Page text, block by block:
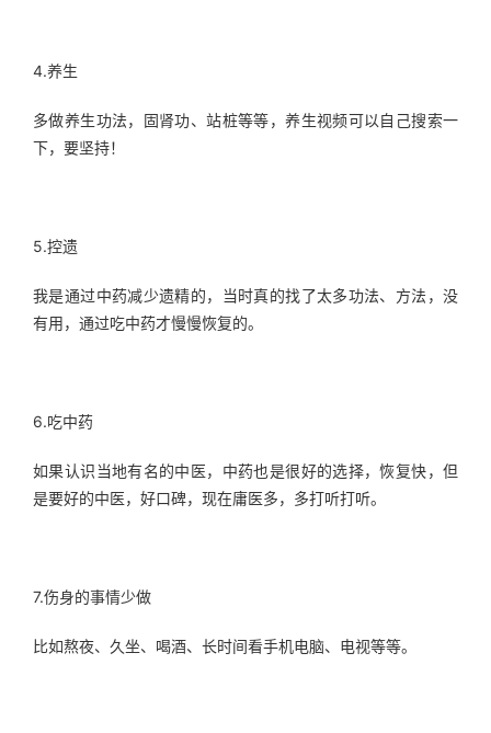
4.养生
多做养生功法，固肾功、站桩等等，养生视频可以自己搜索一
下，要坚持！
5.控遗
我是通过中药减少遗精的，当时真的找了太多功法、方法，没
有用，通过吃中药才慢慢恢复的。
6.吃中药
如果认识当地有名的中医，中药也是很好的选择，恢复快，但
是要好的中医，好口碑，现在庸医多，多打听打听。
7.伤身的事情少做
比如熬夜、久坐、喝酒、长时间看手机电脑、电视等等。